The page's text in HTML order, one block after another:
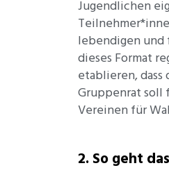
Jugendlichen
lebendigen und
dieses Format
etablieren,
Gruppenrat soll
Vereinen für
2. So geht das